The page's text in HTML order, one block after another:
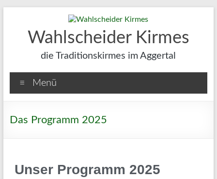
Wahlscheider Kirmes
die Traditionskirmes im Aggertal
Menü
Das Programm 2025
Unser Programm 2025